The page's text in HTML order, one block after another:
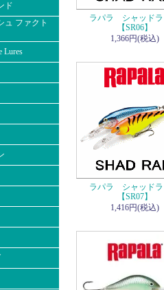
ド
ュ ファクト
Lures
ラパラ シャッドラ
【SR06】
1,366円(税込)
ラパラ シャッドラ
【SR07】
1,416円(税込)